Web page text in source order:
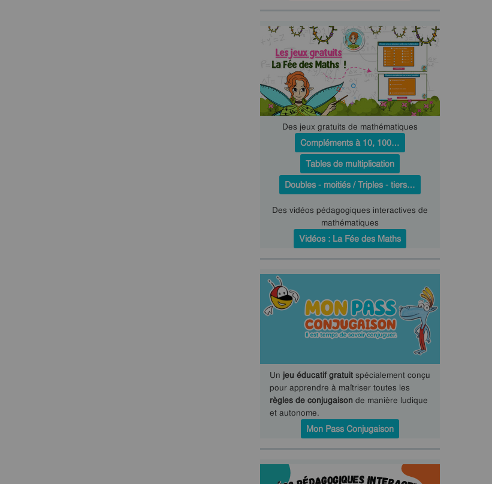
Des jeux gratuits de mathématiques
Compléments à 10, 100…
Tables de multiplication
Doubles - moitiés / Triples - tiers…
Des vidéos pédagogiques interactives de
mathématiques
Vidéos : La Fée des Maths
Un jeu éducatif gratuitspécialement conçu
pour apprendre à maîtriser toutes les
règles de conjugaison de manière ludique
et autonome.
Mon Pass Conjugaison